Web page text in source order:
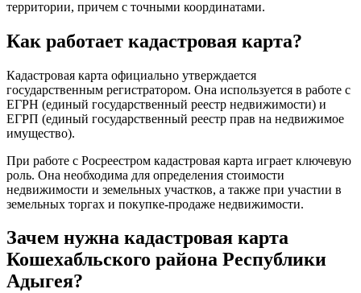
территории, причем с точными координатами.
Как работает кадастровая карта?
Кадастровая карта официально утверждается
государственным регистратором. Она используется в работе с
ЕГРН (единый государственный реестр недвижимости) и
ЕГРП (единый государственный реестр прав на недвижимое
имущество).
При работе с Росреестром кадастровая карта играет ключевую
роль. Она необходима для определения стоимости
недвижимости и земельных участков, а также при участии в
земельных торгах и покупке-продаже недвижимости.
Зачем нужна кадастровая карта
Кошехабльского района Республики
Адыгея?